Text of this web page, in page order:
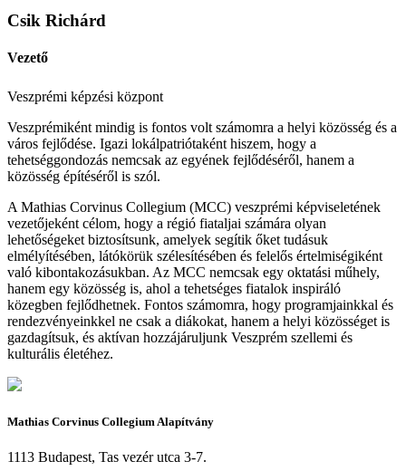
Csik Richárd
Vezető
Veszprémi képzési központ
Veszprémiként mindig is fontos volt számomra a helyi közösség és a
város fejlődése. Igazi lokálpatriótaként hiszem, hogy a
tehetséggondozás nemcsak az egyének fejlődéséről, hanem a
közösség építéséről is szól.
A Mathias Corvinus Collegium (MCC) veszprémi képviseletének
vezetőjeként célom, hogy a régió fiataljai számára olyan
lehetőségeket biztosítsunk, amelyek segítik őket tudásuk
elmélyítésében, látókörük szélesítésében és felelős értelmiségiként
való kibontakozásukban. Az MCC nemcsak egy oktatási műhely,
hanem egy közösség is, ahol a tehetséges fiatalok inspiráló
közegben fejlődhetnek. Fontos számomra, hogy programjainkkal és
rendezvényeinkkel ne csak a diákokat, hanem a helyi közösséget is
gazdagítsuk, és aktívan hozzájáruljunk Veszprém szellemi és
kulturális életéhez.
Mathias Corvinus Collegium Alapítvány
1113 Budapest, Tas vezér utca 3-7.